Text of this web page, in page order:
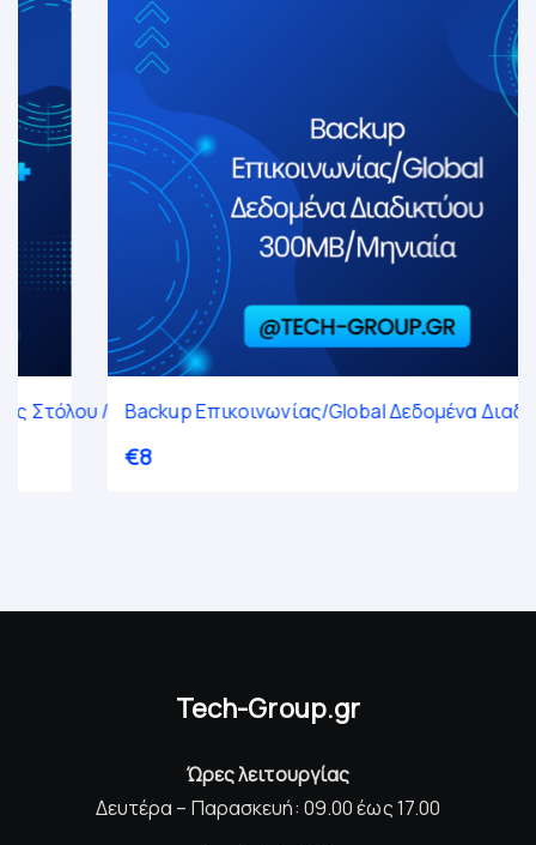
/ ανά συσκευή
Backup Επικοινωνίας/Global Δεδομένα Διαδικτύου
Tech-Group.gr
Ώρες λειτουργίας
Δευτέρα – Παρασκευή: 09.00 έως 17.00